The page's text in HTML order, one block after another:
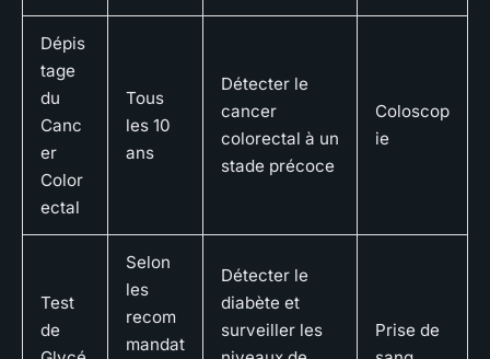
Dépis
tage
du
Canc
er
Color
ectal
Tous
les 10
ans
Détecter le
cancer
colorectal à un
stade précoce
Coloscop
ie
Test
de
Selon
les
recom
mandat
Détecter le
diabète et
surveiller les
Prise de